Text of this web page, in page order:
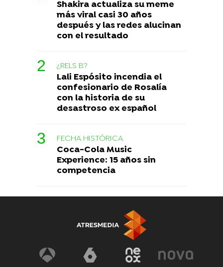
Shakira actualiza su meme
más viral casi 30 años
después y las redes alucinan
con el resultado
¿RELS B?
Lali Espósito incendia el
confesionario de Rosalía
con la historia de su
desastroso ex español
FECHA HISTÓRICA
Coca-Cola Music
Experience: 15 años sin
competencia